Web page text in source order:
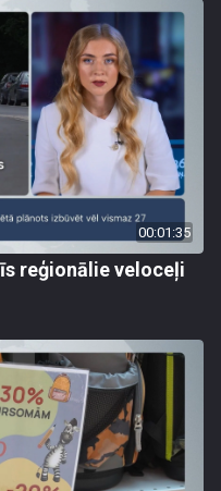
00:01:35
reģionālie veloceļi